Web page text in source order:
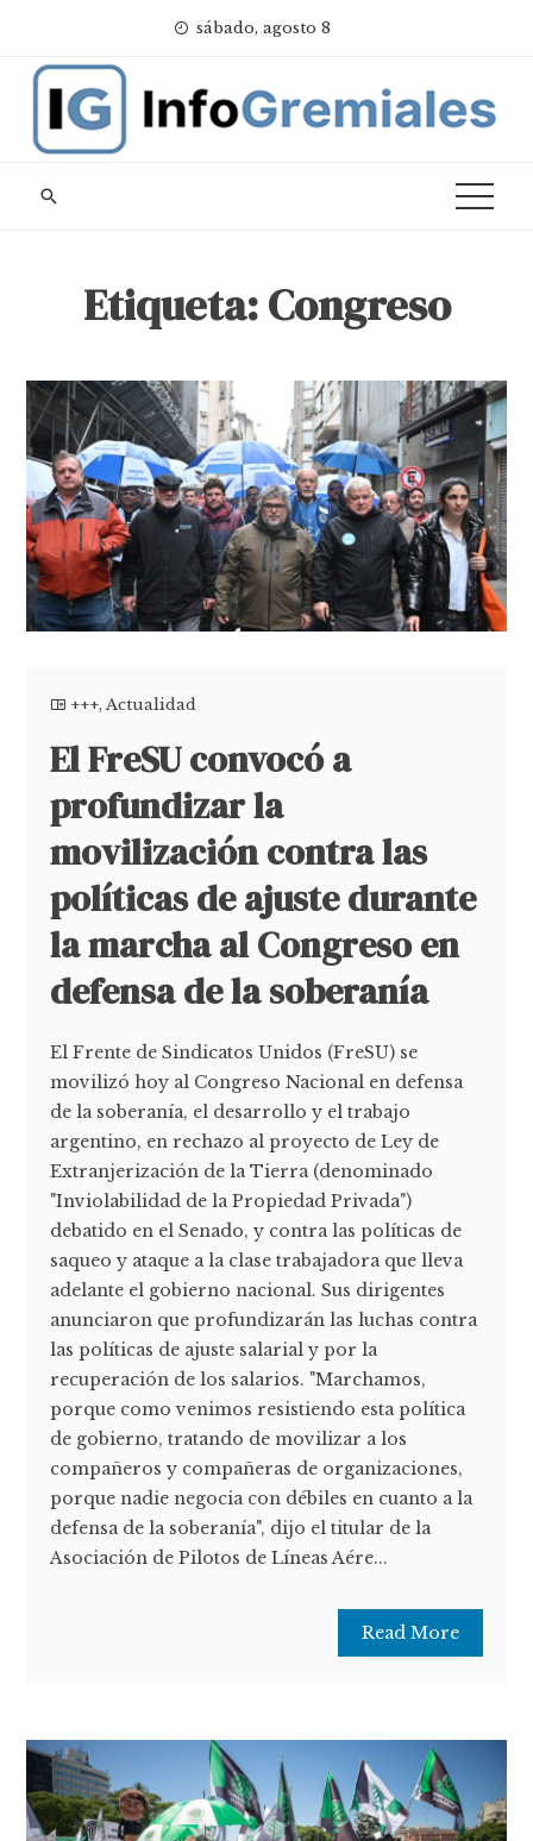
content
sábado, agosto 8
Etiqueta:Congreso
+++,Actualidad
El FreSU convocó a
profundizar la
movilización contra las
políticas de ajuste durante
la marcha al Congreso en
defensa de la soberanía
El Frente de Sindicatos Unidos (FreSU) se
movilizó hoy al Congreso Nacional en defensa
de la soberanía, el desarrollo y el trabajo
argentino, en rechazo al proyecto de Ley de
Extranjerización de la Tierra (denominado
"Inviolabilidad de la Propiedad Privada")
debatido en el Senado, y contra las políticas de
saqueo y ataque a la clase trabajadora que lleva
adelante el gobierno nacional. Sus dirigentes
anunciaron que profundizarán las luchas contra
las políticas de ajuste salarial y por la
recuperación de los salarios. "Marchamos,
porque como venimos resistiendo esta política
de gobierno, tratando de movilizar a los
compañeros y compañeras de organizaciones,
porque nadie negocia con débiles en cuanto a la
defensa de la soberanía", dijo el titular de la
Asociación de Pilotos de Líneas Aére...
Read More